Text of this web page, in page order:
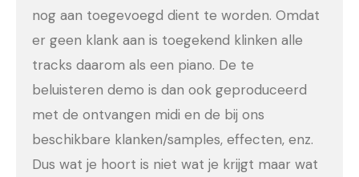
nog aan toegevoegd dient te worden. Omdat
er geen klank aan is toegekend klinken alle
tracks daarom als een piano. De te
beluisteren demo is dan ook geproduceerd
met de ontvangen midi en de bij ons
beschikbare klanken/samples, effecten, enz.
Dus wat je hoort is niet wat je krijgt maar wat